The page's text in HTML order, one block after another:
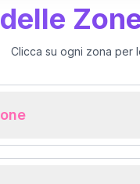
Clicca su ogni zona per